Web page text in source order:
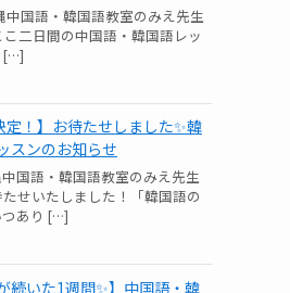
中国語・韓国語教室のみえ先生
二日間の中国語・韓国語レッ
[…]
定！】お待たせしました✨韓
スンのお知らせ
国語・韓国語教室のみえ先生
せいたしました！「韓国語の
あり […]
続いた1週間✨】中国語・韓